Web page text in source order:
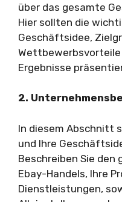
über das gesamte
Hier sollten die
Geschäftsidee,
Ergebnisse
2.
In diesem Abschnitt
und Ihre
Beschreiben Sie den
Ebay-Handels, Ihre
Dienstleistungen,